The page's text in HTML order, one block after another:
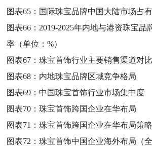
图表65： 国际珠宝品牌中国大陆市场占
图表66： 2019-2025年内地与港资珠宝品
率（单位：%）
图表67：珠宝首饰行业主要销售渠道对比
图表68： 内地珠宝品牌区域竞争格局
图表69：中国珠宝首饰行业市场集中度
图表70：珠宝首饰跨国企业在华布局
图表71：珠宝首饰跨国企业在华布局策略
图表72：珠宝首饰中国企业海外布局（全